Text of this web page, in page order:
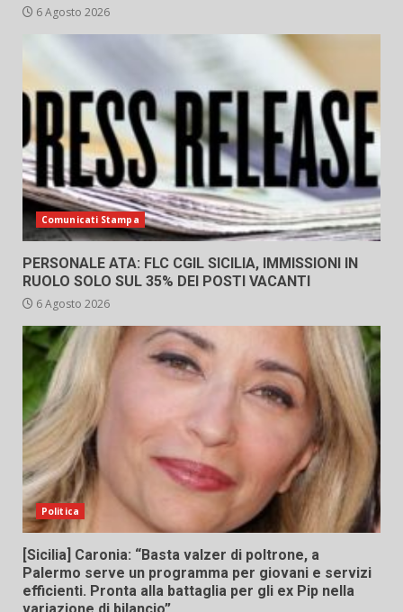
6 Agosto 2026
Comunicati Stampa
PERSONALE ATA: FLC CGIL SICILIA, IMMISSIONI IN
RUOLO SOLO SUL 35% DEI POSTI VACANTI
6 Agosto 2026
Politica
[Sicilia] Caronia: “Basta valzer di poltrone, a
Palermo serve un programma per giovani e servizi
efficienti. Pronta alla battaglia per gli ex Pip nella